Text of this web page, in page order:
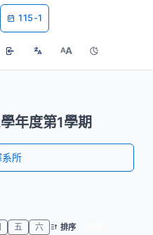
115-1
AA
年度第1學期
所
五 六 排序